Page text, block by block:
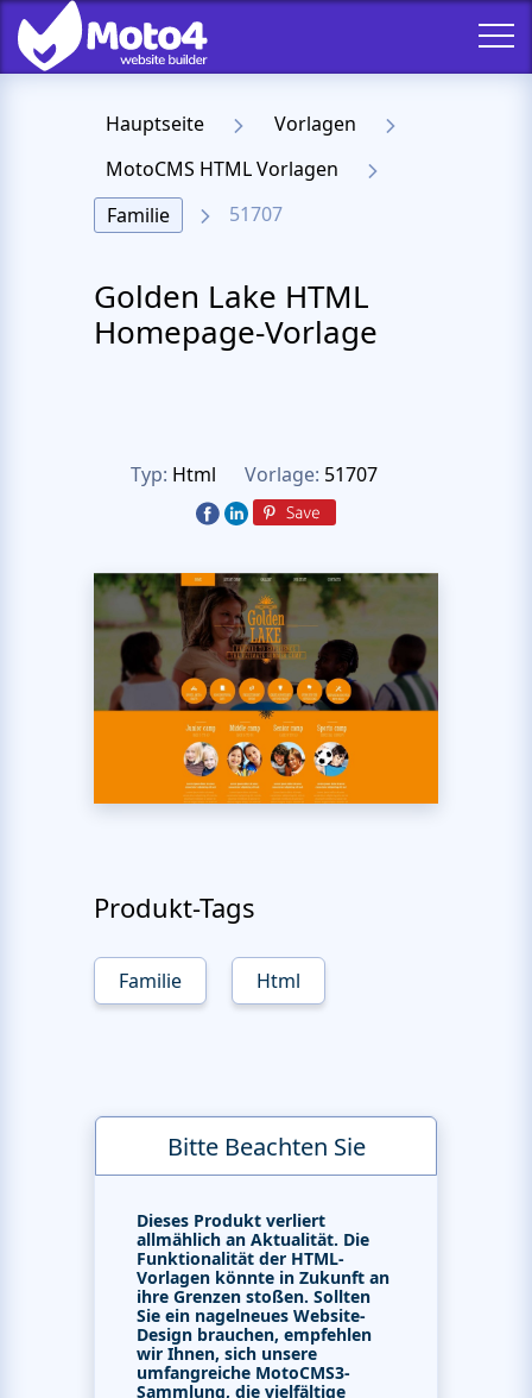
Hauptseite
Vorlagen
MotoCMS HTML Vorlagen
Familie
51707
Golden Lake HTML
Homepage-Vorlage
Typ: Html Vorlage: 51707
Produkt-Tags
Familie Html
Bitte Beachten Sie
Dieses Produkt verliert
allmählich an Aktualität. Die
Funktionalität der HTML-
Vorlagen könnte in Zukunft an
ihre Grenzen stoßen. Sollten
Sie ein nagelneues Website-
Design brauchen, empfehlen
wir Ihnen, sich unsere
umfangreiche MotoCMS3-
Sammlung, die vielfältige